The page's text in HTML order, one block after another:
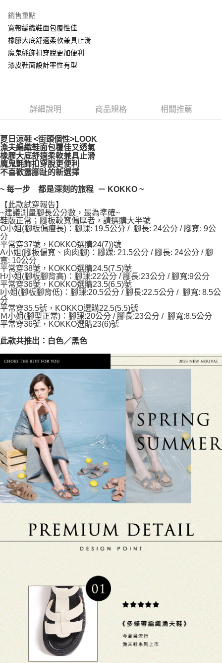
街口支付
悠遊付
AFTEE先享後付
便利好安心！
１．簡單：不需註冊會員、不需綁卡、不需儲值。
【「AFTEE先享後付」結帳流程】
１．於結帳方式選擇「AFTEE先享後付」後，將跳轉至「AFTEE先享後付」
結帳頁面，進行簡訊認證並確認金額後，即可完成結帳。
２．訂單成立數日內，您將收到繳費通知簡訊。
３．收到繳費通知簡訊後14天內，點擊此簡訊中的連結，可透過四大超商／
ATM／網路銀行／等多元方式進行付款，方視為交易完成。
※ 請注意：結帳手續完成當下不需立刻繳費，但若您需要取消訂單，請聯絡
購買商品的店家。未經商家同意取消之訂單仍視為有效，需透過AFTEE先享
後付繳納相關費用。
※ 交易是否成功請以「AFTEE先享後付 」之結帳頁面顯示為準，若有關於
客戶支援中心」https://netprotections.freshdesk.com/support/home
【注意事項】
１．透過由恩沛科技股份有限公司提供之「AFTEE先享後付」服務完成之交
易，需依本服務之必要範圍內提供個人資料，並將交易相關給付款項請求債
權轉讓予恩沛科技股份有限公司。
https://aftee.tw/terms/#terms3
３．未成年的使用者請事先徵得法定代理人或監護人之同意方可使用
「AFTEE先享後付」，若未經同意申辦者引起之損失，本公司不負相關責
任。
４．使用「AFTEE先享後付」時，將依據個別帳號之用戶狀況，依本公司即
時審查核予不同之上限額度；若仍有額度不足之情形，本公司將視審查結果
請求用戶進行身份認證。
５．嚴禁一人註冊多個帳號或使用他人資訊註冊。若發現惡意使用之情形，
恩沛科技股份有限公司將有權停止該用戶之使用額度並採取法律行動。
宅配通
每筆NT$100，滿NT$999(含以上)免運費
銷售重點
寬帶編織鞋面包覆性佳
橡膠大底舒適柔軟兼具止滑
魔鬼氈飾扣穿脫更加便利
漆皮鞋面設計率性有型
詳細說明 商品規格 相關推薦
夏日涼鞋 <街頭個性>LOOK
漁夫編織鞋面包覆佳又透氣
橡膠大底舒適柔軟兼具止滑
魔鬼氈飾扣穿脫更便利
不喜歡露腳趾的新選擇
~ 每一步 都是深刻的旅程 － KOKKO ~
【此款試穿報告】
~建議測量腳長公分數，最為準確~
鞋版正常；腳板較寬偏厚者，請選購大半號
O小姐(腳板偏瘦長)：腳踝: 19.5公分 / 腳長: 24公分 / 腳寬: 9公
分
平常穿37號，KOKKO選購24(7))號
A小姐(腳板偏寬、肉肉腳)：腳踝: 21.5公分 / 腳長: 24公分 / 腳
寬: 10公分
平常穿38號，KOKKO選購24.5(7.5)號
H小姐(腳板腳背高)：腳踝:22公分 / 腳長:23公分 / 腳寬:9公分
平常穿36號，KOKKO選購23.5(6.5)號
I小姐(腳板腳背低)：腳踝:20.5公分 / 腳長:22.5公分 / 腳寬: 8.5公
分
平常穿35.5號，KOKKO選購22.5(5.5)號
Ｍ小姐(腳型正常)：腳踝:20公分 / 腳長:23公分 / 腳寬:8.5公分
平常穿36號，KOKKO選購23(6)號
此款共推出：白色／黑色